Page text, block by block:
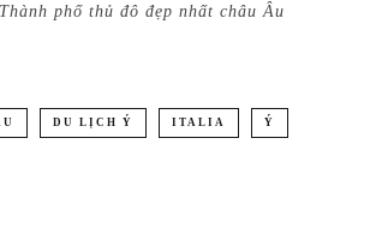
phố thủ đô đẹp nhất châu Âu
DU LỊCH Ý ITALIA Ý